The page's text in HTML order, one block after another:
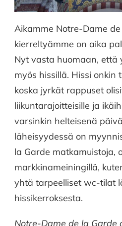
Aikamme Notre-Dame
kierreltyämme on aika
Nyt vasta huomaan, että
myös hissillä. Hissi onkin
koska jyrkät rappuset
liikuntarajoitteisille ja
varsinkin helteisenä
läheisyydessä on
la Garde matkamuistoja,
markkinameiningillä,
yhtä tarpeelliset wc-tilat
hissikerroksesta.
Notre-Dame de la